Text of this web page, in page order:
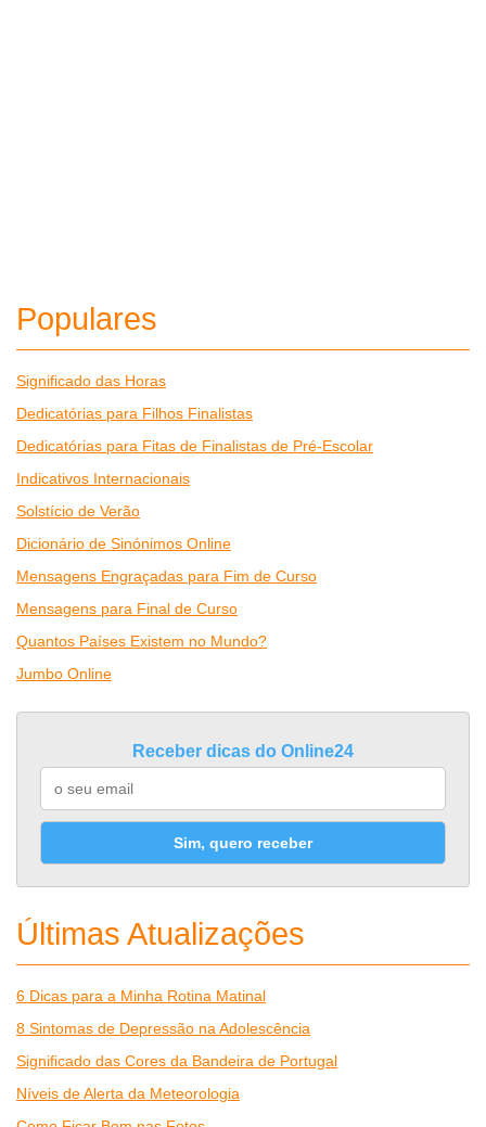
Populares
Significado das Horas
Dedicatórias para Filhos Finalistas
Dedicatórias para Fitas de Finalistas de Pré-Escolar
Indicativos Internacionais
Solstício de Verão
Dicionário de Sinónimos Online
Mensagens Engraçadas para Fim de Curso
Mensagens para Final de Curso
Quantos Países Existem no Mundo?
Jumbo Online
Receber dicas do Online24
Sim, quero receber
Últimas Atualizações
6 Dicas para a Minha Rotina Matinal
8 Sintomas de Depressão na Adolescência
Significado das Cores da Bandeira de Portugal
Níveis de Alerta da Meteorologia